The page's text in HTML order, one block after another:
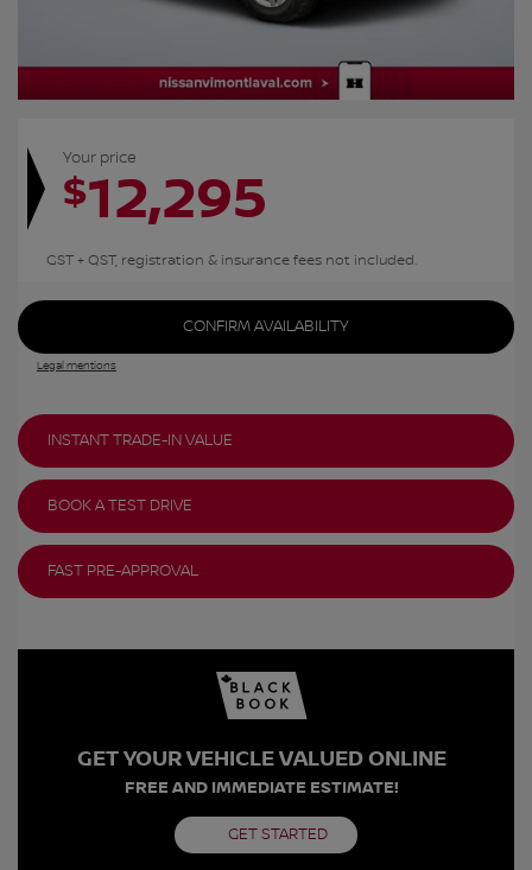
Your price
$12,295
GST + QST, registration & insurance fees not included.
CONFIRM AVAILABILITY
Legal mentions
INSTANT TRADE-IN VALUE
BOOK A TEST DRIVE
FAST PRE-APPROVAL
GET YOUR VEHICLE VALUED ONLINE
FREE AND IMMEDIATE ESTIMATE!
GET STARTED